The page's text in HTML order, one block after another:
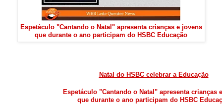
Espetáculo "Cantando o Natal" apresenta crianças e jovens
que durante o ano participam do HSBC Educação
Natal do HSBC celebrar a Educação
Espetáculo "Cantando o Natal" apresenta crianças
que durante o ano participam do HSBC